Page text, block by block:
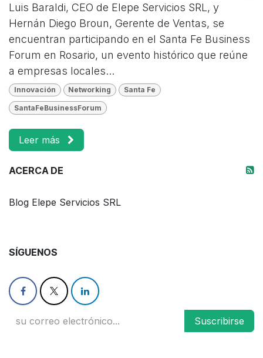
Luis Baraldi, CEO de Elepe Servicios SRL, y
Hernán Diego Broun, Gerente de Ventas, se
encuentran participando en el Santa Fe Business
Forum en Rosario, un evento histórico que reúne
a empresas locales...
Innovación Networking Santa Fe
SantaFeBusinessForum
Leer más
ACERCA DE
Blog Elepe Servicios SRL
SÍGUENOS
Suscribirse